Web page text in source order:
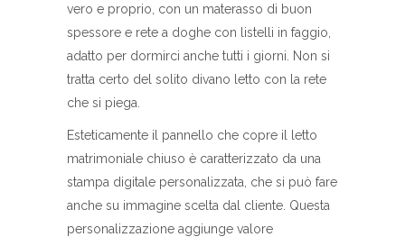
vero e proprio, con un materasso di buon
spessore e rete a doghe con listelli in faggio,
adatto per dormirci anche tutti i giorni. Non si
tratta certo del solito divano letto con la rete
che si piega.
Esteticamente il pannello che copre il letto
matrimoniale chiuso è caratterizzato da una
stampa digitale personalizzata, che si può fare
anche su immagine scelta dal cliente. Questa
personalizzazione aggiunge valore